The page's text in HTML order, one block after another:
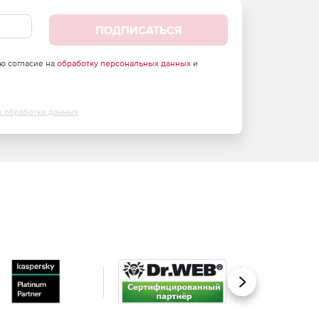
ПОДПИСАТЬСЯ
согласие на обработку персональных данныхи
обработки данных
Вперед